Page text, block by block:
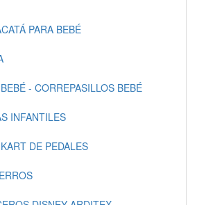
PARA BEBÉ
- CORREPASILLOS BEBÉ
INFANTILES
DE PEDALES